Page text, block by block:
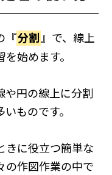
『分割』で、線上
始めます。
や円の線上に分割
ものです。
きに役立つ簡単な
の作図作業の中で